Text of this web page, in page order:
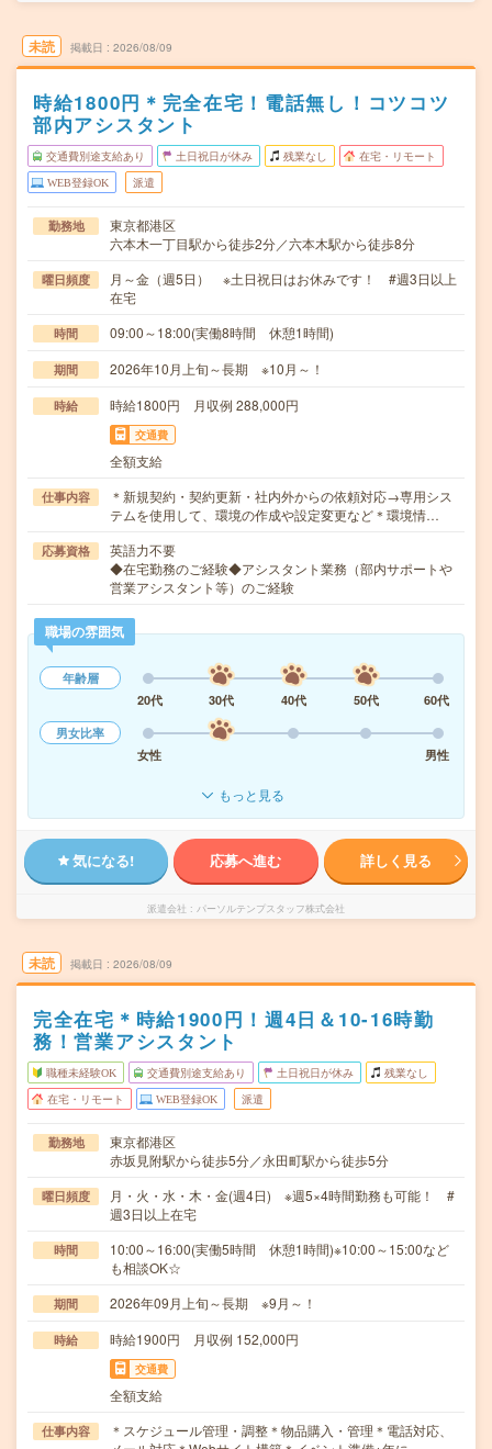
未読 掲載日 2026/08/09
時給1800円＊完全在宅！電話無し！コツコツ
部内アシスタント
交通費別途支給あり 土日祝日が休み 残業なし 在宅・リモート
WEB登録OK 派遣
勤務地
東京都港区
六本木一丁目駅から徒歩2分／六本木駅から徒歩8分
曜日頻度
月～金（週5日） ※土日祝日はお休みです！ #週3日以上
在宅
時間 09:00～18:00(実働8時間 休憩1時間)
期間 2026年10月上旬～長期 ※10月～！
時給 時給1800円 月収例 288,000円
交通費
全額支給
仕事内容
＊新規契約・契約更新・社内外からの依頼対応→専用シス
テムを使用して、環境の作成や設定変更など＊環境情…
応募資格
英語力不要
◆在宅勤務のご経験◆アシスタント業務（部内サポートや
営業アシスタント等）のご経験
職場の雰囲気
年齢層
20代
30代 40代 50代
60代
男女比率
女性
男性
もっと見る
気になる! 応募へ進む 詳しく見る
派遣会社 パーソルテンプスタッフ株式会社
未読 掲載日 2026/08/09
完全在宅＊時給1900円！週4日＆10-16時勤
務！営業アシスタント
職種未経験OK 交通費別途支給あり 土日祝日が休み 残業なし
在宅・リモート WEB登録OK 派遣
勤務地
東京都港区
赤坂見附駅から徒歩5分／永田町駅から徒歩5分
曜日頻度
月・火・水・木・金(週4日) ※週5×4時間勤務も可能！ #
週3日以上在宅
時間
10:00～16:00(実働5時間 休憩1時間)※10:00～15:00など
も相談OK☆
期間 2026年09月上旬～長期 ※9月～！
時給 時給1900円 月収例 152,000円
交通費
全額支給
仕事内容
＊スケジュール管理・調整＊物品購入・管理＊電話対応、